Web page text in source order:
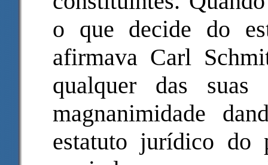
o que decide do
afirmava Carl
qualquer das
magnanimidade
estatuto jurídico